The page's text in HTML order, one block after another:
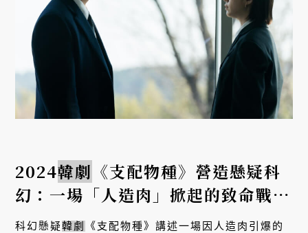
2024韓劇 《支配物種》營造懸疑科
幻：一場「人造肉」掀起的致命戰
爭！
科幻懸疑韓劇
《支配物種》講述一場因人造肉引爆的